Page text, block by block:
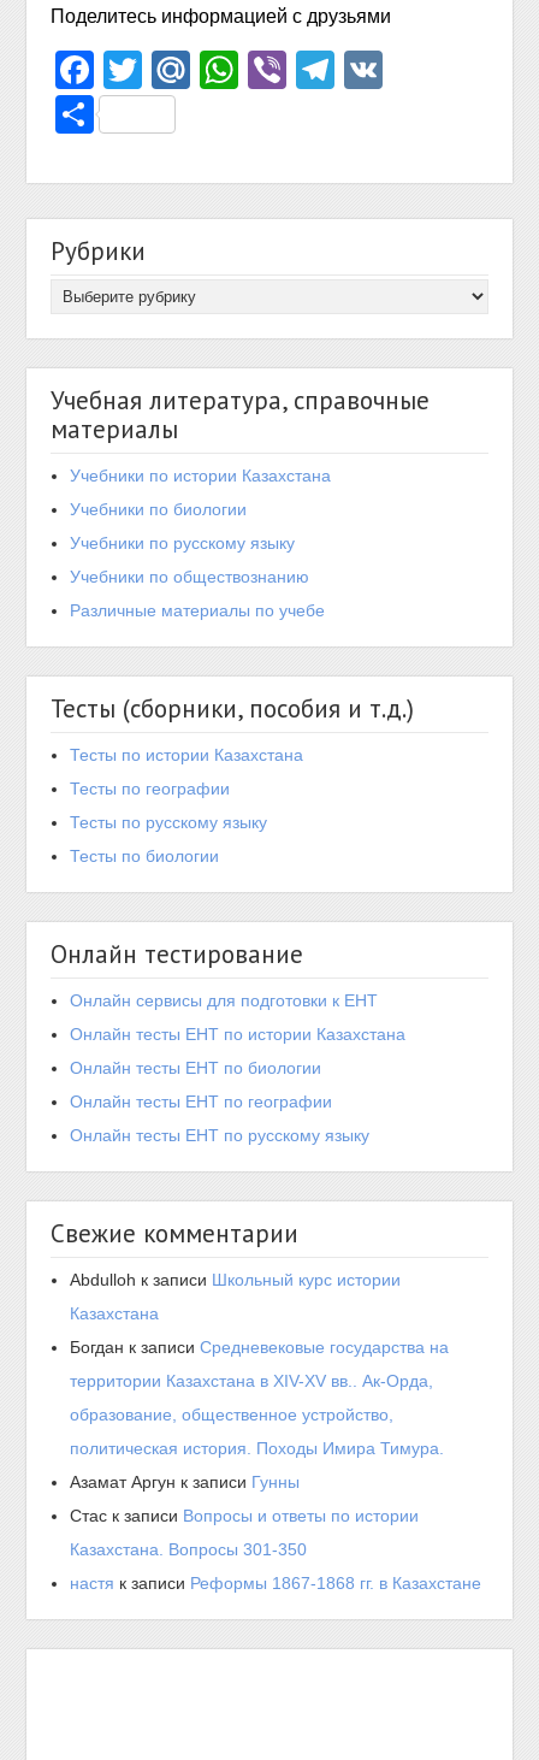
Поделитесь информацией с друзьями
Facebook
TwitterMail.Ru
WhatsApp
ViberTelegram
Отправить
Рубрики
Учебная литература, справочные
материалы
Учебники по истории Казахстана
Учебники по биологии
Учебники по русскому языку
Учебники по обществознанию
Различные материалы по учебе
Тесты (сборники, пособия и т.д.)
Тесты по истории Казахстана
Тесты по географии
Тесты по русскому языку
Тесты по биологии
Онлайн тестирование
Онлайн сервисы для подготовки к ЕНТ
Онлайн тесты ЕНТ по истории Казахстана
Онлайн тесты ЕНТ по биологии
Онлайн тесты ЕНТ по географии
Онлайн тесты ЕНТ по русскому языку
Свежие комментарии
Abdulloh к записи Школьный курс истории
Казахстана
Богдан к записиСредневековые государства на
территории Казахстана в XIV-XV вв.. Ак-Орда,
образование, общественное устройство,
политическая история. Походы Имира Тимура.
Азамат Аргун к записи Гунны
Стас к записи Вопросы и ответы по истории
Казахстана. Вопросы 301-350
настя к записи Реформы 1867-1868 гг. в Казахстане